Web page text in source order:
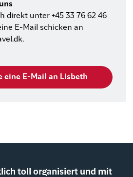
direkt unter +45 33 76 62 46
E-Mail schicken an
.
eine E-Mail an Lisbeth
toll organisiert und mit